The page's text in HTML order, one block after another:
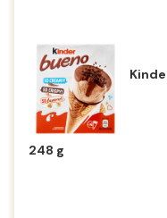
248 g